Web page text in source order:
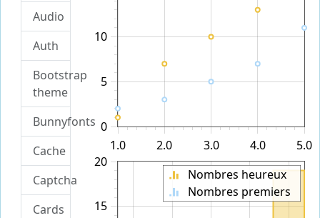
Audio
Auth
Bootstrap
theme
Bunnyfonts
Cache
Captcha
Cards
1.0 5.0
2.0 3.0 4.0
0
5
10
20
15
Nombres heureux
Nombres premiers